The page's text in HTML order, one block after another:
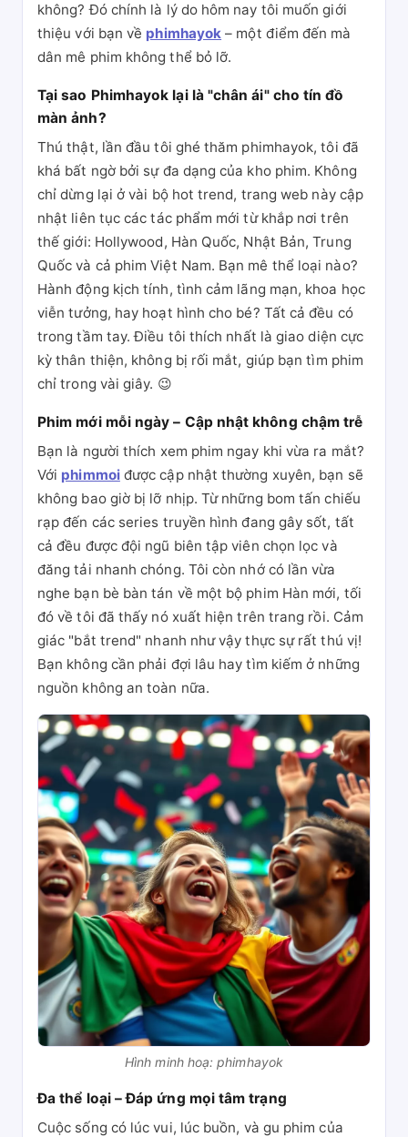
không? Đó chính là lý do hôm nay tôi muốn giới
thiệu với bạn về phimhayok – một điểm đến mà
dân mê phim không thể bỏ lỡ.
Tại sao Phimhayok lại là "chân ái" cho tín đồ
màn ảnh?
Thú thật, lần đầu tôi ghé thăm phimhayok, tôi đã
khá bất ngờ bởi sự đa dạng của kho phim. Không
chỉ dừng lại ở vài bộ hot trend, trang web này cập
nhật liên tục các tác phẩm mới từ khắp nơi trên
thế giới: Hollywood, Hàn Quốc, Nhật Bản, Trung
Quốc và cả phim Việt Nam. Bạn mê thể loại nào?
Hành động kịch tính, tình cảm lãng mạn, khoa học
viễn tưởng, hay hoạt hình cho bé? Tất cả đều có
trong tầm tay. Điều tôi thích nhất là giao diện cực
kỳ thân thiện, không bị rối mắt, giúp bạn tìm phim
chỉ trong vài giây. 😉
Phim mới mỗi ngày – Cập nhật không chậm trễ
Bạn là người thích xem phim ngay khi vừa ra mắt?
Với phimmoiđược cập nhật thường xuyên, bạn sẽ
không bao giờ bị lỡ nhịp. Từ những bom tấn chiếu
rạp đến các series truyền hình đang gây sốt, tất
cả đều được đội ngũ biên tập viên chọn lọc và
đăng tải nhanh chóng. Tôi còn nhớ có lần vừa
nghe bạn bè bàn tán về một bộ phim Hàn mới, tối
đó về tôi đã thấy nó xuất hiện trên trang rồi. Cảm
giác "bắt trend" nhanh như vậy thực sự rất thú vị!
Bạn không cần phải đợi lâu hay tìm kiếm ở những
nguồn không an toàn nữa.
Hình minh hoạ: phimhayok
Đa thể loại – Đáp ứng mọi tâm trạng
Cuộc sống có lúc vui, lúc buồn, và gu phim của